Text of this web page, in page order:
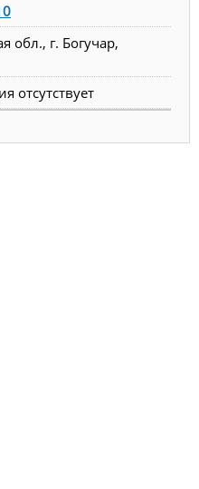
обл., г. Богучар,
отсутствует